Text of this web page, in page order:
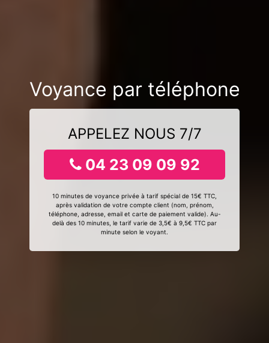
Voyance par téléphone
APPELEZ NOUS 7/7
04 23 09 09 92
10 minutes de voyance privée à tarif spécial de 15€ TTC,
après validation de votre compte client (nom, prénom,
téléphone, adresse, email et carte de paiement valide). Au-
delà des 10 minutes, le tarif varie de 3,5€ à 9,5€ TTC par
minute selon le voyant.